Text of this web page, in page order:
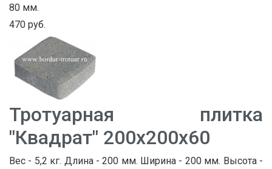
80 мм.
470 руб.
Тротуарная плитка
"Квадрат" 200х200х60
Вес - 5,2 кг. Длина - 200 мм. Ширина - 200 мм. Высота -